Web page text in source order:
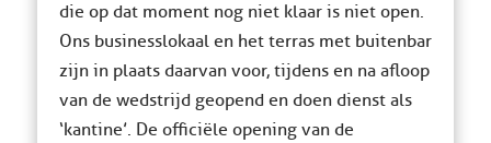
die op dat moment nog niet klaar is niet open.
Ons businesslokaal en het terras met buitenbar
zijn in plaats daarvan voor, tijdens en na afloop
van de wedstrijd geopend en doen dienst als
‘kantine’. De officiële opening van de